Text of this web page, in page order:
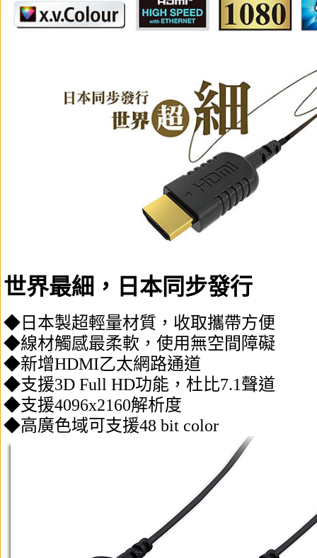
世界最細，日本同步發行
◆日本製超輕量材質，收取攜帶方便
◆線材觸感最柔軟，使用無空間障礙
◆新增HDMI乙太網路通道
◆支援3D Full HD功能，杜比7.1聲道
◆支援4096x2160解析度
◆高廣色域可支援48 bit color